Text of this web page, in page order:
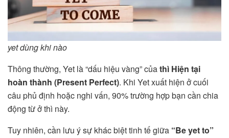
yet dùng khi nào
Thông thường, Yet là “dấu hiệu vàng” củathì Hiện tại
hoàn thành (Present Perfect). Khi Yet xuất hiện ở cuối
câu phủ định hoặc nghi vấn, 90% trường hợp bạn cần chia
động từ ở thì này.
Tuy nhiên, cần lưu ý sự khác biệt tinh tế giữa “Be yet to”